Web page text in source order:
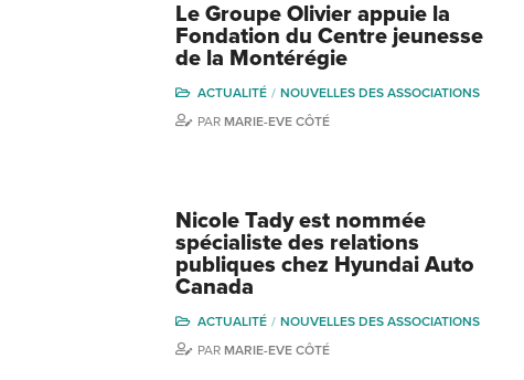
Le Groupe Olivier appuie la
Fondation du Centre jeunesse
de la Montérégie
ACTUALITÉ
NOUVELLES DES ASSOCIATIONS
PAR MARIE-EVE CÔTÉ
Nicole Tady est nommée
spécialiste des relations
publiques chez Hyundai Auto
Canada
ACTUALITÉ
NOUVELLES DES ASSOCIATIONS
PAR MARIE-EVE CÔTÉ